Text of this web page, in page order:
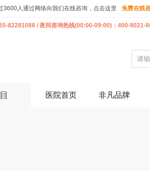
3600人通过网络向我们在线咨询，点击这里 免费在线
82281088 / 夜间咨询热线(00:00-09:00)：400-9021-
医院首页 非凡品牌